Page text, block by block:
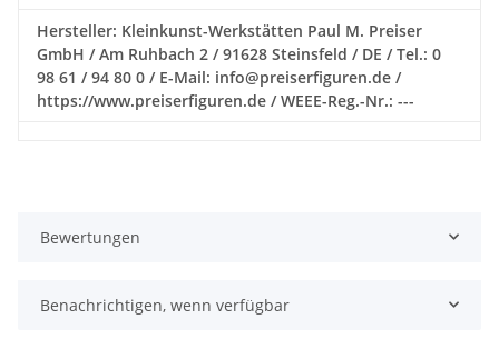
Hersteller: Kleinkunst-Werkstätten Paul M. Preiser
GmbH / Am Ruhbach 2 / 91628 Steinsfeld / DE / Tel.: 0
98 61 / 94 80 0 / E-Mail: info@preiserfiguren.de /
https://www.preiserfiguren.de / WEEE-Reg.-Nr.: ---
Bewertungen
Benachrichtigen, wenn verfügbar